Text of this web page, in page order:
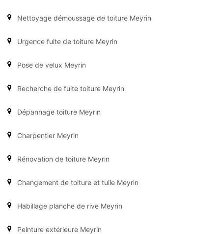
Nettoyage démoussage de toiture Meyrin
Urgence fuite de toiture Meyrin
Pose de velux Meyrin
Recherche de fuite toiture Meyrin
Dépannage toiture Meyrin
Charpentier Meyrin
Rénovation de toiture Meyrin
Changement de toiture et tuile Meyrin
Habillage planche de rive Meyrin
Peinture extérieure Meyrin